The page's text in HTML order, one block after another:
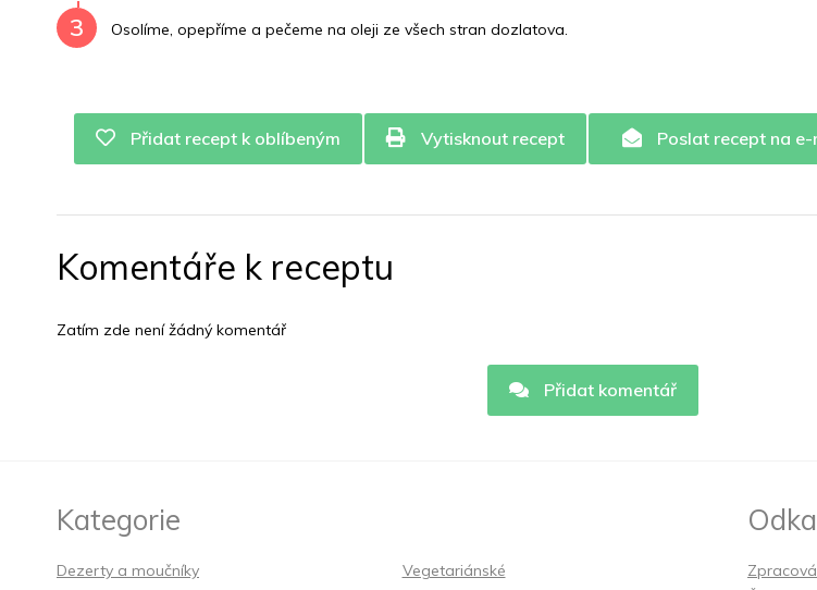
3 Osolíme, opepříme a pečeme na oleji ze všech stran dozlatova.
Přidat recept k oblíbeným Vytisknout recept Poslat recept na e-
Komentáře k receptu
Zatím zde není žádný komentář
Přidat komentář
Kategorie
Dezerty a moučníky
Vegetariánské